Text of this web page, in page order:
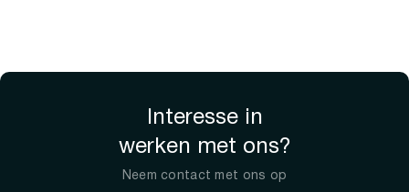
Interesse in
werken met ons?
Neem contact met ons op